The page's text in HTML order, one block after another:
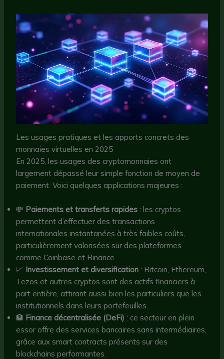
Les usages pratiques et les apports concrets des
monnaies virtuelles en 2025
En 2025, les usages des cryptomonnaies ont
largement dépassé leur simple fonction de moyen de
paiement. Voici quelques applications majeures :
💸 Paiements et transferts rapides : les cryptos
permettent d’effectuer des transactions
internationales instantanées à très faibles coûts,
particulièrement valorisées sur des plateformes
comme Coinbase et Binance.
📈 Investissement et diversification : Bitcoin, Ethereum,
Tezos et autres cryptos sont des actifs financiers à
part entière, attirant aussi bien les particuliers que les
institutionnels dans leurs portefeuilles.
🏦 Finance décentralisée (DeFi) : ce secteur en plein
essor offre des services bancaires sans intermédiaires,
grâce aux smart contracts présents sur des
blockchains performantes.